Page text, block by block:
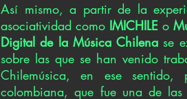
Así mismo, a partir de la
asociatividad como IMICHILE o
Digital de la Música Chilena se
sobre las que se han venido
Chilemúsica, en ese
colombiana, que fue una de